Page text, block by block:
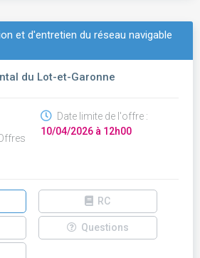
et d'entretien du réseau navigable
du Lot-et-Garonne
Date limite de l'offre :
10/04/2026 à 12h00
RC
Questions